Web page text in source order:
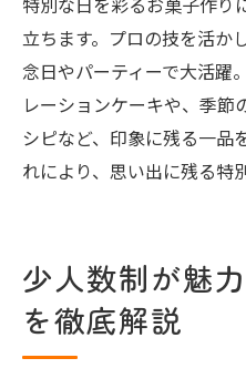
特別な日を彩るお菓子作り
立ちます。プロの技を活か
念日やパーティーで大活躍
レーションケーキや、季
シピなど、印象に残る一品
れにより、思い出に残る特
少人数制が魅
を徹底解説